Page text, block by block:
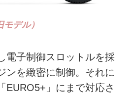
デル）
電子制御スロットルを採
ンを緻密に制御。それに
EURO5+」にまで対応さ